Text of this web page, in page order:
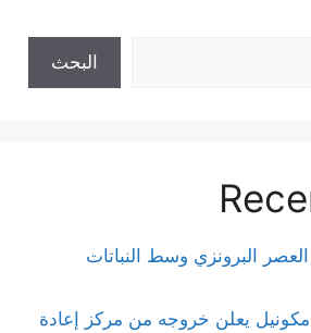
البحث
البرونزي وسط النباتات
مكونيل يعلن خروجه من مركز إعادة